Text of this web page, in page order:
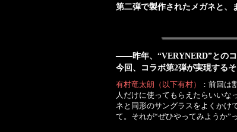
第二弾で製作されたメガネと、
――昨年、“VERYNERD”とのコ
今回、コラボ第2弾が実現するそ
有村竜太朗（以下有村）
：前回は
人だけに使ってもらえたらいいな
ネと同形のサングラスをよくかけ
て。それが“ぜひやってみようか”